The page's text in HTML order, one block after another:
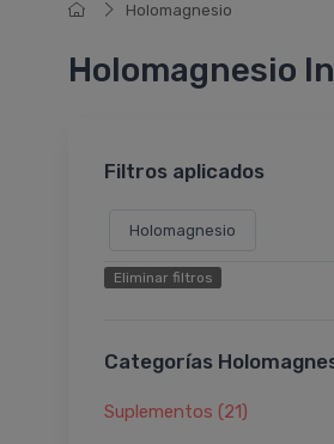
Holomagnesio
Holomagnesio
Filtros aplicados
Holomagnesio
Eliminar filtros
Categorías
Suplementos (21)